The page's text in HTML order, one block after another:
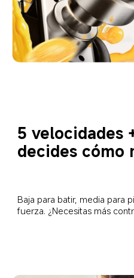
5 velocidades
decides cómo
Baja para batir, media para
fuerza. ¿Necesitas más